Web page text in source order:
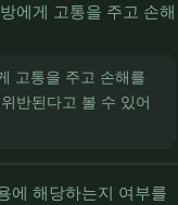
에게 고통을 주고 손해
고통을 주고 손해를
반된다고 볼 수 있어
에 해당하는지 여부를